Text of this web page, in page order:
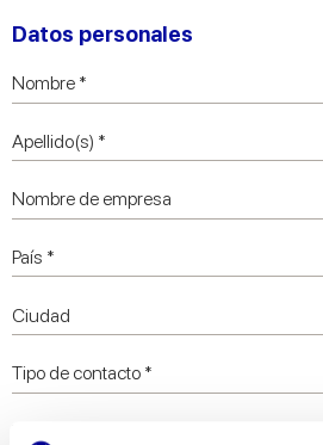
Datos personales